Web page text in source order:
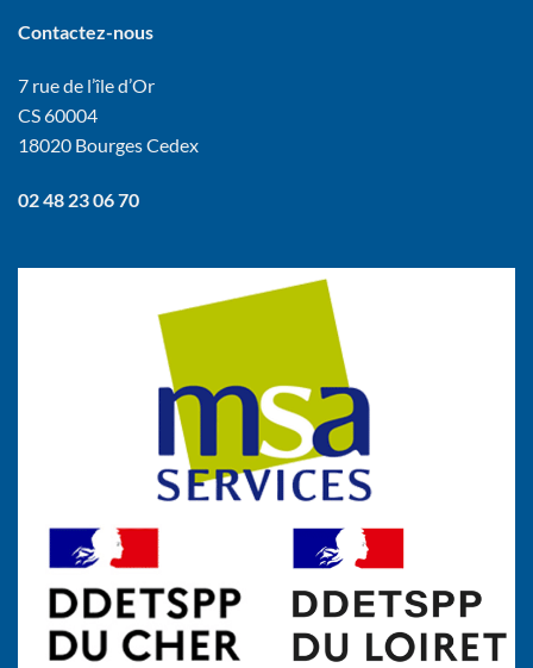
Contactez-nous
7 rue de l’île d’Or
CS 60004
18020 Bourges Cedex
02 48 23 06 70